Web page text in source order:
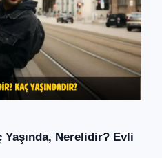
Nerelidir? Evli